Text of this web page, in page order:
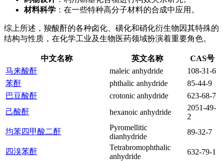
材料科学 ：在一些特种高分子材料的合成中应用。
综上所述，羧酸酐的各种卤化、磺化和硝化衍生物因其特殊的
结构与性质，在化学工业及生物医药领域扮演着重要角色。
中文名称 英文名称
CAS号
马来酸酐
maleic anhydride
108-31-6
苯酐
phthalic anhydride
85-44-9
巴豆酸酐
crotonic anhydride
623-68-7
己酸酐
hexanoic anhydride
2051-49-
2
均苯四甲酸二酐
Pyromellitic
dianhydride
89-32-7
四溴苯酐
Tetrabromophthalic
anhydride
632-79-1